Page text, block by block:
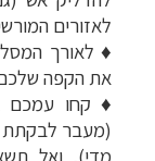
לאזורים
♦ לאורך
את הקפה
♦ קחו עמכם
(מעבר לבקתת
מדי), ואל